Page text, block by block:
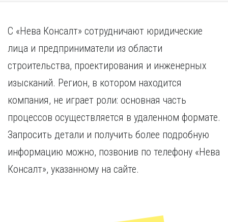
С «Нева Консалт» сотрудничают юридические
лица и предприниматели из области
строительства, проектирования и инженерных
изысканий. Регион, в котором находится
компания, не играет роли: основная часть
процессов осуществляется в удаленном формате.
Запросить детали и получить более подробную
информацию можно, позвонив по телефону «Нева
Консалт», указанному на сайте.